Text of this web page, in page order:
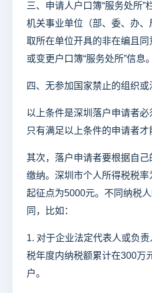
三、申请人户口簿“服务处所”
机关事业单位（部、委、办
取所在单位开具的非在编且同
或变更户口簿“服务处所”信息。
四、无参加国家禁止的组织或
以上条件是深圳落户申请者必
只有满足以上条件的申请者才
其次，落户申请者要根据自
缴纳。深圳市个人所得税税
起征点为5000元。不同纳税
同，比如：
1. 对于企业法定代表人或负
税年度内纳税额累计在300万
户。